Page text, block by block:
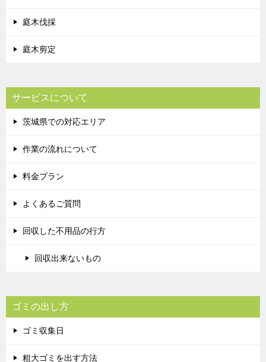
庭木伐採
庭木剪定
サービスについて
茨城県での対応エリア
作業の流れについて
料金プラン
よくあるご質問
回収した不用品の行方
回収出来ないもの
ゴミの出し方
ゴミ収集日
粗大ゴミを出す方法